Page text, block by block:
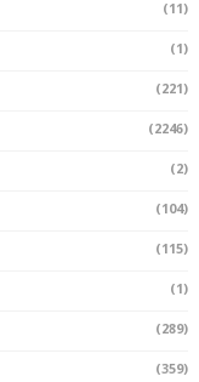
(11)
(1)
(221)
(2246)
(2)
(104)
(115)
(1)
(289)
(359)